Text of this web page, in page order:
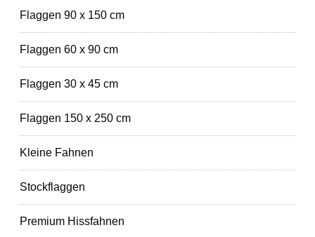
Flaggen 90 x 150 cm
Flaggen 60 x 90 cm
Flaggen 30 x 45 cm
Flaggen 150 x 250 cm
Kleine Fahnen
Stockflaggen
Premium Hissfahnen